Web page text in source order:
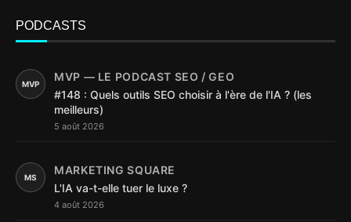
PODCASTS
MVP
MVP — LE PODCAST SEO / GEO
#148 : Quels outils SEO choisir à l'ère de l'IA ? (les
meilleurs)
5 août 2026
MS
MARKETING SQUARE
L'IA va-t-elle tuer le luxe ?
4 août 2026